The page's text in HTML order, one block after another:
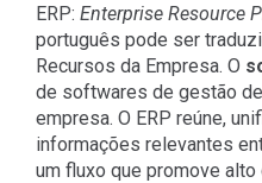
ERP: Enterprise Resource
português pode ser
Recursos da Empresa. O
de softwares de gestão
empresa. O ERP reúne,
informações relevantes
um fluxo que promove